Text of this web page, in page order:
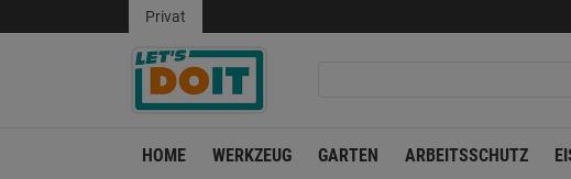
Privat
HOME WERKZEUG GARTEN ARBEITSSCHUTZ